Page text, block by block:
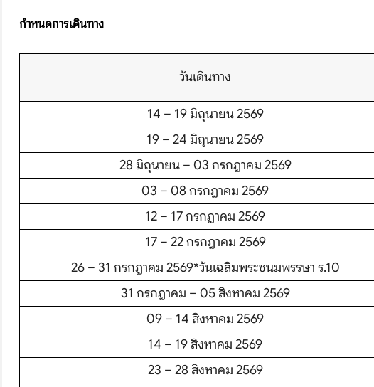
จัดกรุ๊ปในประเทศ
บริการอื่นๆ
กำหนดการเดินทาง
วันเดินทาง
14 – 19 มิถุนายน 2569
19 – 24 มิถุนายน 2569
28 มิถุนายน – 03 กรกฎาคม 2569
03 – 08 กรกฎาคม 2569
12 – 17 กรกฎาคม 2569
17 – 22 กรกฎาคม 2569
26 – 31 กรกฎาคม 2569*วันเฉลิมพระชนมพรรษา ร.10
31 กรกฎาคม – 05 สิงหาคม 2569
09 – 14 สิงหาคม 2569
14 – 19 สิงหาคม 2569
23 – 28 สิงหาคม 2569